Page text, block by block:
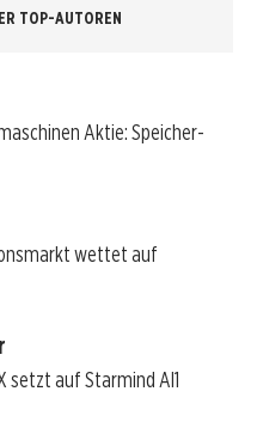
TOP-AUTOREN
Aktie: Speicher-
wettet auf
setzt auf Starmind AI1